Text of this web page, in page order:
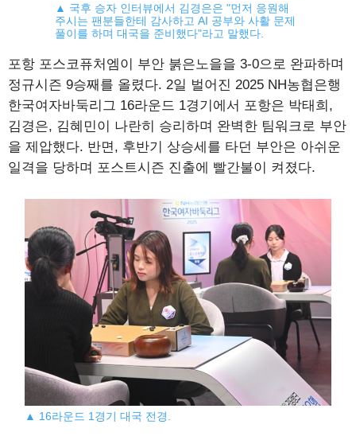
▲ 국후 승자 인터뷰에서 김경은은 "먼저 응원해
주시는 팬분들한테 감사하고 AI 공부와 사활 문제
풀이를 하며 대국을 준비했다"라고 말했다.
포항 포스코퓨처엠이 부안 붉은노을을 3-0으로 완파하며
정규시즌 9승째를 올렸다. 2일 벌어진 2025 NH농협은행
한국여자바둑리그 16라운드 1경기에서 포항은 박태희,
김경은, 김혜민이 나란히 승리하며 완벽한 팀워크로 부안
을 제압했다. 반면, 후반기 상승세를 타던 부안은 아쉬운
일격을 당하며 포스트시즌 진출에 빨간불이 켜졌다.
▲ 16라운드 1경기 대국 전경.